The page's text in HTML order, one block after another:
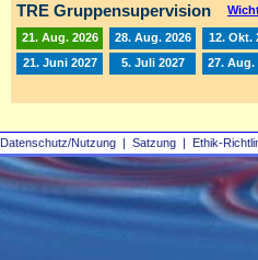
Datenschutz/Nutzung | Satzung | Ethik-
TRE Gruppensupervision
21. Aug. 2026 28. Aug. 2026 12. Okt.
21. Juni 2027
5. Juli 2027 27. Aug.